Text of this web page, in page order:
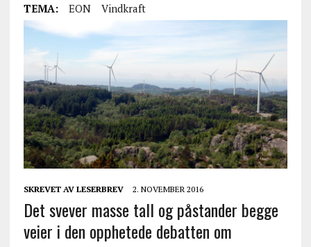
TEMA: EON Vindkraft
SKREVET AV LESERBREV 2. NOVEMBER 2016
Det svever masse tall og påstander begge
veier i den opphetede debatten om